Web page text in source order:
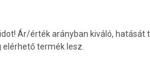
Ár/érték arányban kiváló, hatását
termék lesz.